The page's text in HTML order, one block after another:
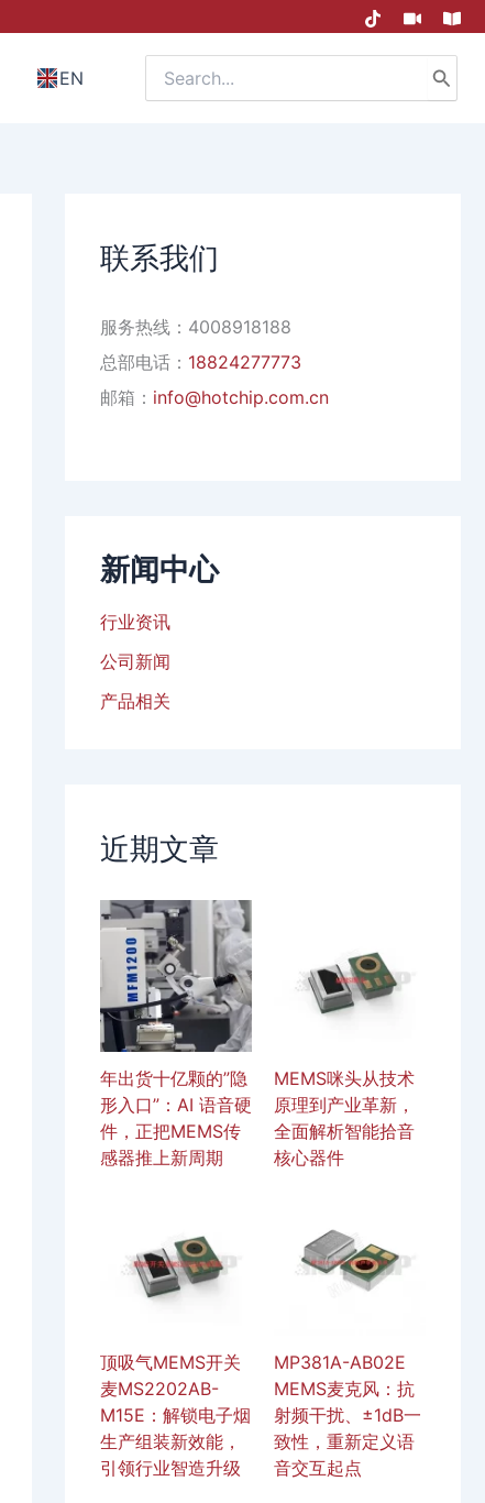
EN
Search
for:
联系我们
服务热线：4008918188
总部电话： 18824277773
邮箱： info@hotchip.com.cn
新闻中心
行业资讯
公司新闻
产品相关
近期文章
年出货十亿颗的”隐
形入口”：AI 语音硬
件，正把MEMS传
感器推上新周期
MEMS咪头从技术
原理到产业革新，
全面解析智能拾音
核心器件
顶吸气MEMS开关
麦MS2202AB-
M15E：解锁电子烟
生产组装新效能，
引领行业智造升级
MP381A-AB02E
MEMS麦克风：抗
射频干扰、±1dB一
致性，重新定义语
音交互起点